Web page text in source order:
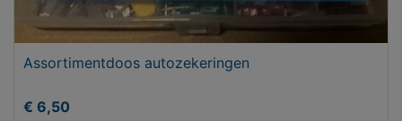
Assortimentdoos autozekeringen
€ 6,50